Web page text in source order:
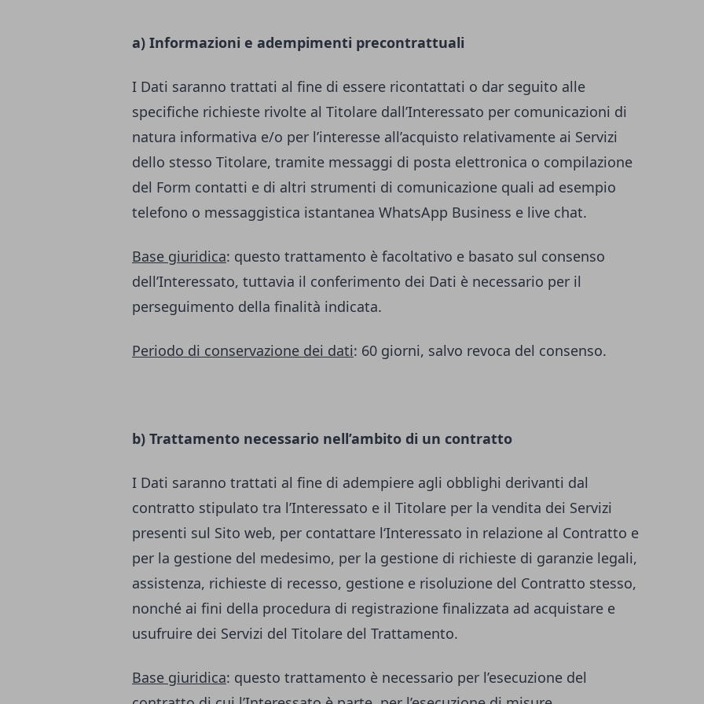
a) Informazioni e adempimenti precontrattuali
I Dati saranno trattati al fine di essere ricontattati o dar seguito alle
specifiche richieste rivolte al Titolare dall’Interessato per comunicazioni di
natura informativa e/o per l’interesse all’acquisto relativamente ai Servizi
dello stesso Titolare, tramite messaggi di posta elettronica o compilazione
del Form contatti e di altri strumenti di comunicazione quali ad esempio
telefono o messaggistica istantanea WhatsApp Business e live chat.
Base giuridica: questo trattamento è facoltativo e basato sul consenso
dell’Interessato, tuttavia il conferimento dei Dati è necessario per il
perseguimento della finalità indicata.
Periodo di conservazione dei dati: 60 giorni, salvo revoca del consenso.
b) Trattamento necessario nell’ambito di un contratto
I Dati saranno trattati al fine di adempiere agli obblighi derivanti dal
contratto stipulato tra l’Interessato e il Titolare per la vendita dei Servizi
presenti sul Sito web, per contattare l‘Interessato in relazione al Contratto e
per la gestione del medesimo, per la gestione di richieste di garanzie legali,
assistenza, richieste di recesso, gestione e risoluzione del Contratto stesso,
nonché ai fini della procedura di registrazione finalizzata ad acquistare e
usufruire dei Servizi del Titolare del Trattamento.
Base giuridica: questo trattamento è necessario per l’esecuzione del